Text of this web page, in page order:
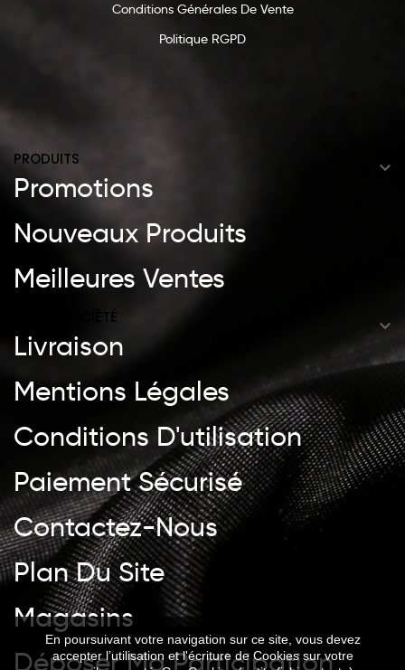
Conditions Générales De Vente
Politique RGPD
PRODUITS 
Promotions
Nouveaux Produits
Meilleures Ventes
NOTRE SOCIÉTÉ 
Livraison
Mentions Légales
Conditions D'utilisation
Paiement Sécurisé
Contactez-Nous
Plan Du Site
Magasins
Déposer Ma Participation
En poursuivant votre navigation sur ce site, vous devez
accepter l’utilisation et l'écriture de Cookies sur votre